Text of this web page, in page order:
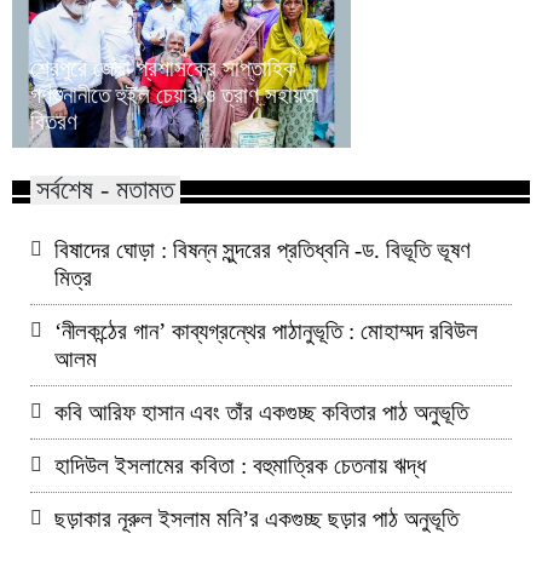
শেরপুরে জেলা প্রশাসকের সাপ্তাহিক
গণশুনানীতে হুইল চেয়ার ও ত্রাণ সহায়তা
বিতরণ
সর্বশেষ - মতামত
বিষাদের ঘোড়া : বিষন্ন সুন্দরের প্রতিধ্বনি -ড. বিভূতি ভূষণ
মিত্র
‘নীলকন্ঠের গান’ কাব্যগ্রন্থের পাঠানুভূতি : মোহাম্মদ রবিউল
আলম
কবি আরিফ হাসান এবং তাঁর একগুচ্ছ কবিতার পাঠ অনুভূতি
হাদিউল ইসলামের কবিতা : বহুমাত্রিক চেতনায় ঋদ্ধ
ছড়াকার নূরুল ইসলাম মনি’র একগুচ্ছ ছড়ার পাঠ অনুভূতি